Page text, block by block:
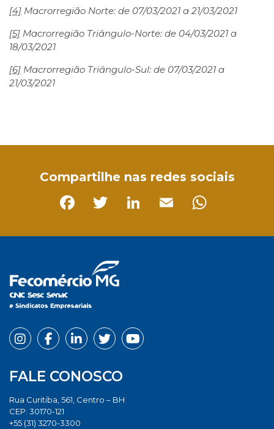
[4] Macrorregião Norte: de 07/03/2021 a 21/03/2021
[5] Macrorregião Triângulo-Norte: de 04/03/2021 a
18/03/2021
[6] Macrorregião Triângulo-Sul: de 07/03/2021 a
21/03/2021
Compartilhe nas redes sociais
FALE CONOSCO
Rua Curitiba, 561, Centro – BH
CEP: 30170-121
+55 (31) 3270-3300